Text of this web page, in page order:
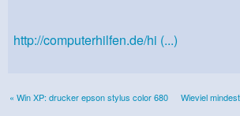
http://computerhilfen.de/hi (...)
« Win XP: drucker epson stylus color 680 Wieviel